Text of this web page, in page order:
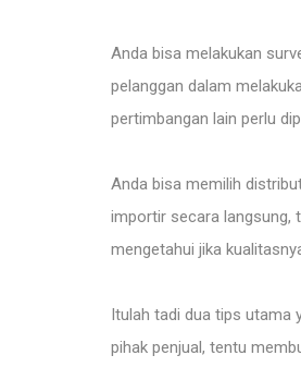
Anda bisa melakukan
pelanggan dalam
pertimbangan lain perlu
Anda bisa memilih
importir secara langsung,
mengetahui jika
Itulah tadi dua tips utama
pihak penjual, tentu